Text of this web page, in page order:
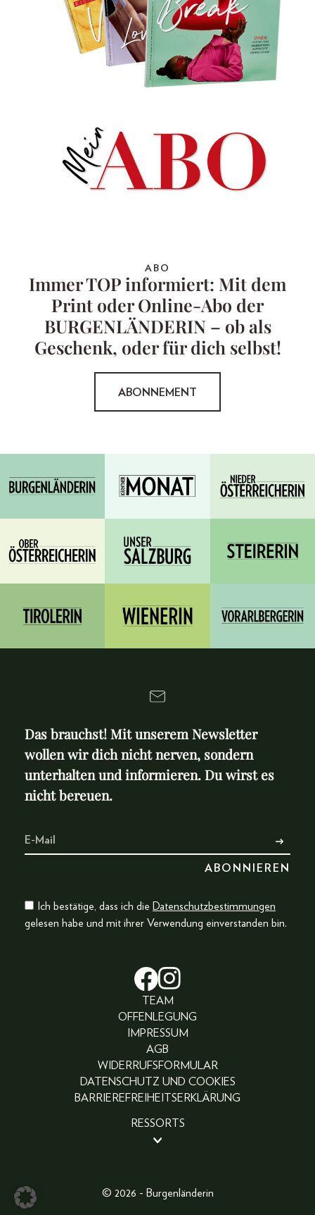
ABO
Immer TOP informiert: Mit dem
Print oder Online-Abo der
BURGENLÄNDERIN – ob als
Geschenk, oder für dich selbst!
ABONNEMENT
Das brauchst! Mit unserem Newsletter
wollen wir dich nicht nerven, sondern
unterhalten und informieren. Du wirst es
nicht bereuen.
Ich bestätige, dass ich die Datenschutzbestimmungen
gelesen habe und mit ihrer Verwendung einverstanden bin.
TEAM
OFFENLEGUNG
IMPRESSUM
AGB
WIDERRUFSFORMULAR
DATENSCHUTZ UND COOKIES
BARRIEREFREIHEITSERKLÄRUNG
RESSORTS
FASHION
© 2026 - Burgenländerin